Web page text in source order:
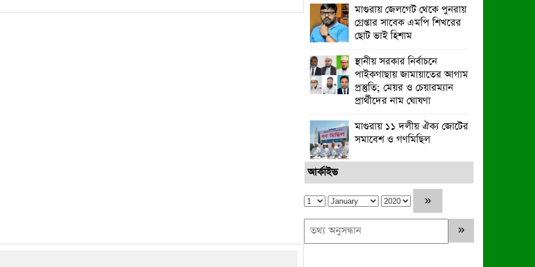
মাগুরায় জেলগেট থেকে পুনরায়
গ্রেপ্তার সাবেক এমপি শিখরের
ছোট ভাই হিশাম
স্থানীয় সরকার নির্বাচনে
পাইকগাছায় জামায়াতের আগাম
প্রস্তুতি; মেয়র ও চেয়ারম্যান
প্রার্থীদের নাম ঘোষণা
মাগুরায় ১১ দলীয় ঐক্য জোটের
সমাবেশ ও গণমিছিল
আর্কাইভ